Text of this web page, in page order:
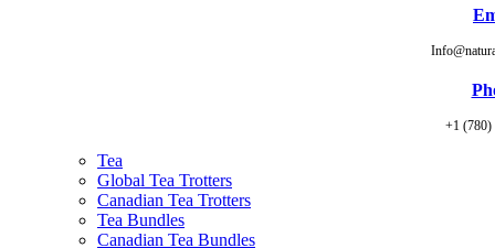
+1 (780)
Tea
Global Tea Trotters
Canadian Tea Trotters
Tea Bundles
Canadian Tea Bundles